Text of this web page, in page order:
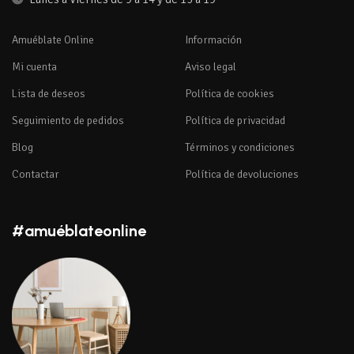
Amuéblate Online
Mi cuenta
Lista de deseos
Seguimiento de pedidos
Blog
Contactar
Información
Aviso legal
Política de cookies
Política de privacidad
Términos y condiciones
Política de devoluciones
#amuéblateonline